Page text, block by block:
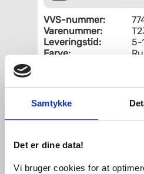
Samtykke
Det er dine data!
Vi bruger cookies for at
VVS-nummer:
Varenummer:
Leveringstid:
5-
Farve:
Fri fragt fra 4.995,-
Vola Badekargreb